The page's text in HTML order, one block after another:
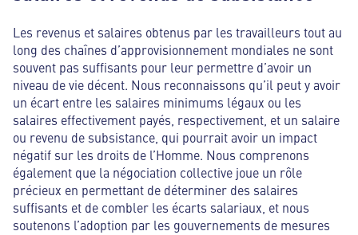
Les revenus et salaires obtenus par les travailleurs tout au
long des chaînes d’approvisionnement mondiales ne sont
souvent pas suffisants pour leur permettre d’avoir un
niveau de vie décent. Nous reconnaissons qu’il peut y avoir
un écart entre les salaires minimums légaux ou les
salaires effectivement payés, respectivement, et un salaire
ou revenu de subsistance, qui pourrait avoir un impact
négatif sur les droits de l’Homme. Nous comprenons
également que la négociation collective joue un rôle
précieux en permettant de déterminer des salaires
suffisants et de combler les écarts salariaux, et nous
soutenons l’adoption par les gouvernements de mesures